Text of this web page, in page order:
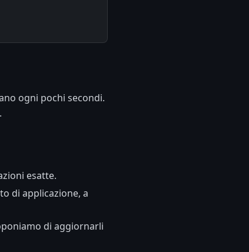
ogni pochi secondi.
esatte.
di applicazione, a
di aggiornarli